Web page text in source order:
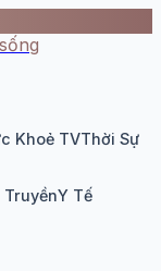
Khoẻ TVThời Sự
TruyềnY Tế